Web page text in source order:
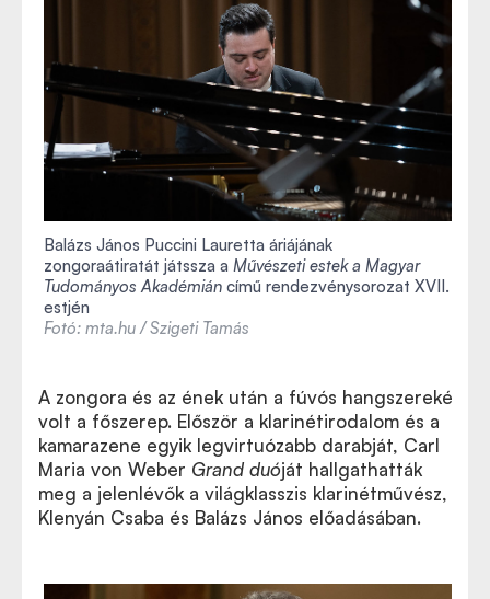
Balázs János Puccini Lauretta áriájának
zongoraátiratát játssza a Művészeti estek a Magyar
Tudományos Akadémián című rendezvénysorozat XVII.
estjén
Fotó: mta.hu / Szigeti Tamás
A zongora és az ének után a fúvós hangszereké
volt a főszerep. Először a klarinétirodalom és a
kamarazene egyik legvirtuózabb darabját, Carl
Maria von Weber Grand duóját hallgathatták
meg a jelenlévők a világklasszis klarinétművész,
Klenyán Csaba és Balázs János előadásában.